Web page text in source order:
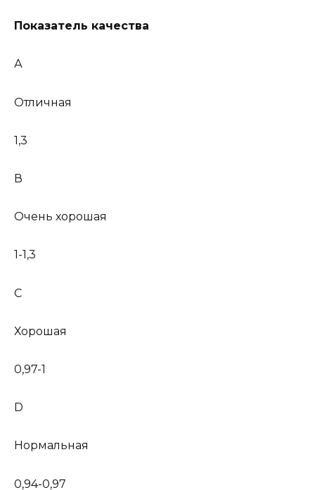
Показатель качества
А
Отличная
1,3
В
Очень хорошая
1-1,3
С
Хорошая
0,97-1
D
Нормальная
0,94-0,97